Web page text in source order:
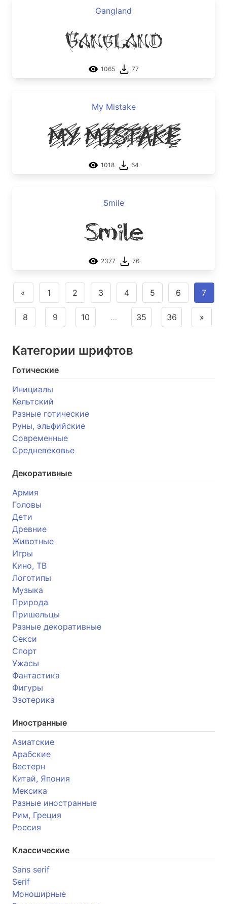
Gangland
Gangland
1065 77
My Mistake
My Mistake
1018 64
Smile
Smile
2377 76
« 1 2 3 4 5 6 7
8 9 10 … 35 36 »
Категории шрифтов
Готические
Инициалы
Кельтский
Разные готические
Руны, эльфийские
Современные
Средневековье
Декоративные
Армия
Головы
Дети
Древние
Животные
Игры
Кино, ТВ
Логотипы
Музыка
Природа
Пришельцы
Разные декоративные
Секси
Спорт
Ужасы
Фантастика
Фигуры
Эзотерика
Иностранные
Азиатские
Арабские
Вестерн
Китай, Япония
Мексика
Разные иностранные
Рим, Греция
Россия
Классические
Sans serif
Serif
Моноширные